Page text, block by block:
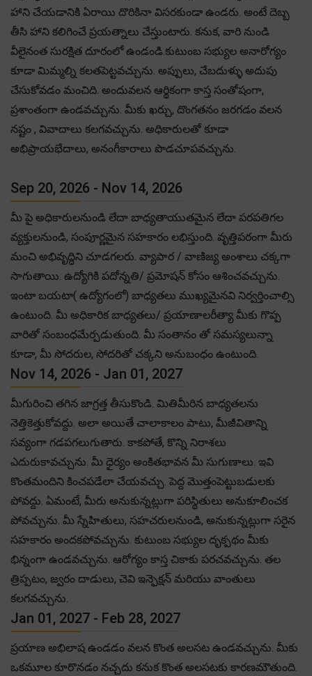
హాని చేయడానికి ఏరాయి దొరికినా విసరకుండా ఉండరు. అంటే దెబ్బ
తీసి హాని కలిగించే ప్రయత్నాలు చేస్తుంటారు. కనుక, వారి నుండి
వీలైనంత సురక్షిత దూరంలో ఉండండి.కుటుంబ సభ్యుల అనారోగ్యం
కూడా మిమ్మల్ని కలతపెట్టవచ్చును. అప్పులు, చేబదుళ్ళు అదుపు
చేసుకోవడం మంచిది. అందువలన ఆర్థికంగా కాస్త సంతోషంగా,
ప్రశాంతంగా ఉండవచ్చును. మీకు ఖర్చు, దొంగతనం జరగడం వలన
నష్టం , వివాదాలు కలగవచ్చును. అధికారులతో కూడా
అభిప్రాయభేదాలు, అనంగీకారాలు పొడచూపవచ్చును.
Sep 20, 2026 - Nov 14, 2026
మీ పై అధికారులనుండి లేదా బాధ్యతాయుతమైన లేదా పరపతిగల
వ్యక్తులనుండి, సంపూర్ణమైన సహకారం లభిస్తుంది. వృత్తిపరంగా మీరు
మంచి అభివృద్ధిని చూడగలరు. వ్యాపార / వాణిజ్య అంశాలు చక్కగా
సాగుతాయి. ఉద్యోగికి పదోన్నతి/ ప్రమోషన్ కోసం ఆశించవచ్చును.
ఇంటా బయటా( ఉద్యోగంలో) బాధ్యతలు ముఖ్యమైనవి నిర్వర్తించాల్సి
ఉంటుంది. మీ అధికారిక బాధ్యతలు/ ప్రయాణాలరీత్యా మీకు గొప్ప
వారితో సంబంధమేర్పడుతుంది. మీ సంతానం తో సమస్యలున్నా
కూడా, మీ సోదరుల, సోదరితో చక్కని అనుబంధం ఉంటుంది.
Nov 14, 2026 - Jan 01, 2027
మీగురించి తగిన జాగ్రత్త తీసుకొండి. మితిమీరిన బాధ్యతలను
నెత్తికెత్తుకోవద్దు. అలా అయితే చాలాకాలం పాటు, మీజీవితాన్ని
సవ్యంగా గడపగలుగుతారు. కాకపోతే, కొన్ని నిరాశలు
ఎదురుకావచ్చును. మీ ధైర్యం అంకితభావన మీ సుగుణాలు. ఇవి
కొంతమందిని కించపడేలా చేయవచ్చు. పెద్ద మొత్తంపెట్టుబడులకు
పోవద్దు. ఏమంటే, మీరు అనుకున్నట్లుగా పరిస్థితులు అనుకూలించక
పోవచ్చును. మీ స్నేహితులు, సహచరులనుండి, అనుకున్నట్లుగా సరైన
సహకారం అందకపోవచ్చును. కుటుంబ సభ్యుల దృక్పథం మీకు
భిన్నంగా ఉండవచ్చును. ఆరోగ్యం కాస్త చికాకు పరచవచ్చును. తల
త్రిప్పటం, జ్వరం దాడులు, చెవి ఇన్ఫెక్షన్ మరియు వాంతులు
కలగవచ్చును.
Jan 01, 2027 - Feb 28, 2027
ప్రయాణ అభిలాష ఉండడం వలన కొంత అలసట ఉండవచ్చును. మీకు
ఒకమూల కూరొనడం నచ్చదు కనుక కొంత అలసటకు కారణమౌతుంది.